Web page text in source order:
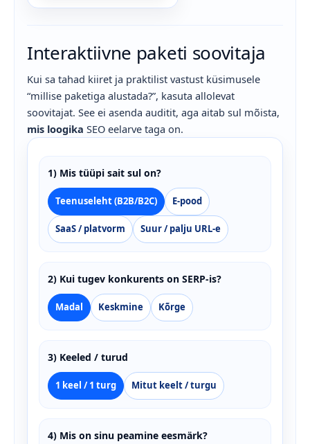
Interaktiivne paketi soovitaja
Kui sa tahad kiiret ja praktilist vastust küsimusele
“millise paketiga alustada?”, kasuta allolevat
soovitajat. See ei asenda auditit, aga aitab sul mõista,
mis loogika SEO eelarve taga on.
1) Mis tüüpi sait sul on?
Teenuseleht (B2B/B2C) E-pood
SaaS / platvorm Suur / palju URL-e
2) Kui tugev konkurents on SERP-is?
Madal Keskmine Kõrge
3) Keeled / turud
1 keel / 1 turg Mitut keelt / turgu
4) Mis on sinu peamine eesmärk?